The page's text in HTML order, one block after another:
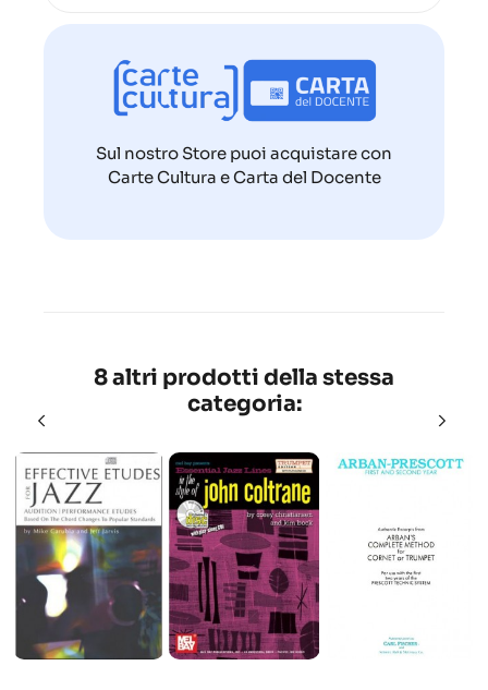
Sul nostro Store puoi acquistare con
Carte Cultura e Carta del Docente
8 altri prodotti della stessa
categoria: